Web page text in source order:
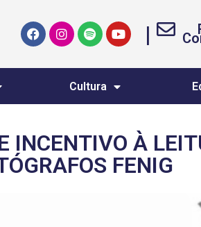
|
Cultura
INCENTIVO À
FENIG